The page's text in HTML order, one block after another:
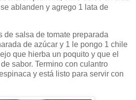
ablanden y agrego 1 lata de
de salsa de tomate preparada
de azúcar y 1 le pongo 1 chile
que hierba un poquito y que el
sabor. Termino con culantro
y está listo para servir con